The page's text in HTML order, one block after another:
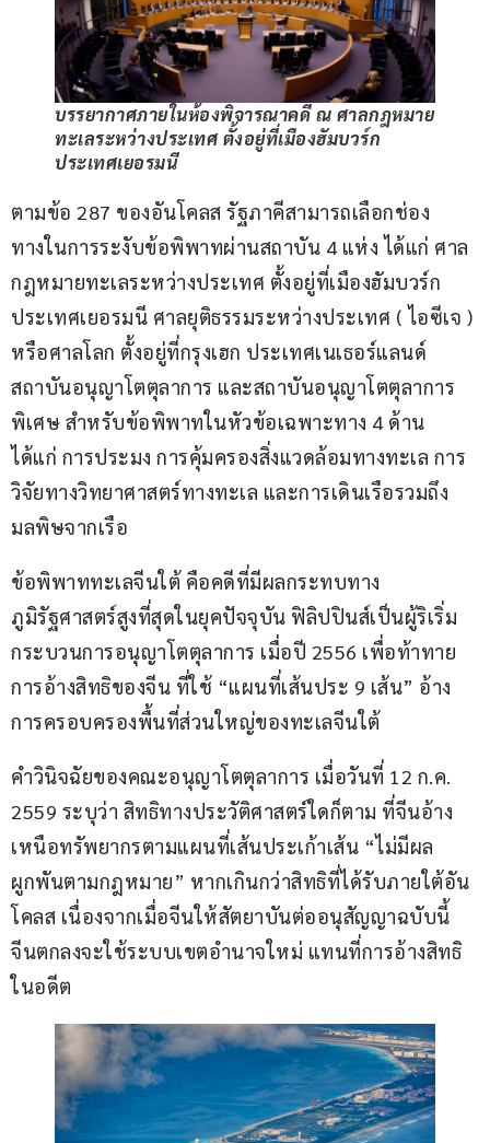
บรรยากาศภายในห้องพิจารณาคดี ณ ศาลกฎหมาย
ทะเลระหว่างประเทศ ตั้งอยู่ที่เมืองฮัมบวร์ก
ประเทศเยอรมนี
ตามข้อ 287 ของอันโคลส รัฐภาคีสามารถเลือกช่อง
ทางในการระงับข้อพิพาทผ่านสถาบัน 4 แห่ง ได้แก่ ศาล
กฎหมายทะเลระหว่างประเทศ ตั้งอยู่ที่เมืองฮัมบวร์ก
ประเทศเยอรมนี ศาลยุติธรรมระหว่างประเทศ ( ไอซีเจ )
หรือศาลโลก ตั้งอยู่ที่กรุงเฮก ประเทศเนเธอร์แลนด์
สถาบันอนุญาโตตุลาการ และสถาบันอนุญาโตตุลาการ
พิเศษ สำหรับข้อพิพาทในหัวข้อเฉพาะทาง 4 ด้าน
ได้แก่ การประมง การคุ้มครองสิ่งแวดล้อมทางทะเล การ
วิจัยทางวิทยาศาสตร์ทางทะเล และการเดินเรือรวมถึง
มลพิษจากเรือ
ข้อพิพาททะเลจีนใต้ คือคดีที่มีผลกระทบทาง
ภูมิรัฐศาสตร์สูงที่สุดในยุคปัจจุบัน ฟิลิปปินส์เป็นผู้ริเริ่ม
กระบวนการอนุญาโตตุลาการ เมื่อปี 2556 เพื่อท้าทาย
การอ้างสิทธิของจีน ที่ใช้ “แผนที่เส้นประ 9 เส้น” อ้าง
การครอบครองพื้นที่ส่วนใหญ่ของทะเลจีนใต้
คำวินิจฉัยของคณะอนุญาโตตุลาการ เมื่อวันที่ 12 ก.ค.
2559 ระบุว่า สิทธิทางประวัติศาสตร์ใดก็ตาม ที่จีนอ้าง
เหนือทรัพยากรตามแผนที่เส้นประเก้าเส้น “ไม่มีผล
ผูกพันตามกฎหมาย” หากเกินกว่าสิทธิที่ได้รับภายใต้อัน
โคลส เนื่องจากเมื่อจีนให้สัตยาบันต่ออนุสัญญาฉบับนี้
จีนตกลงจะใช้ระบบเขตอำนาจใหม่ แทนที่การอ้างสิทธิ
ในอดีต